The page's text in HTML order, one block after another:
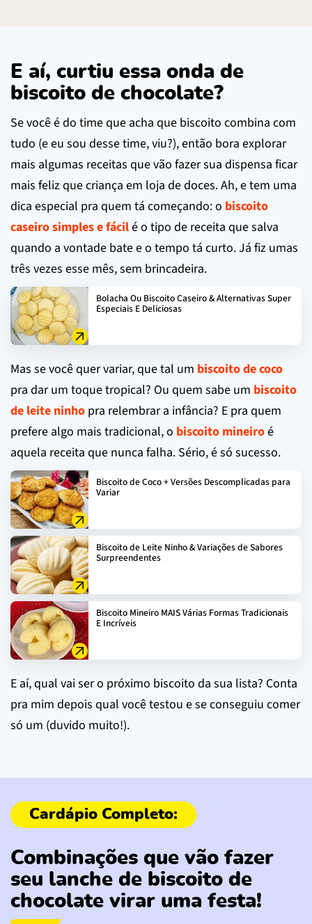
E aí, curtiu essa onda de
biscoito de chocolate?
Se você é do time que acha que biscoito combina com
tudo (e eu sou desse time, viu?), então bora explorar
mais algumas receitas que vão fazer sua dispensa ficar
mais feliz que criança em loja de doces. Ah, e tem uma
dica especial pra quem tá começando: o biscoito
caseiro simples e fácilé o tipo de receita que salva
quando a vontade bate e o tempo tá curto. Já fiz umas
três vezes esse mês, sem brincadeira.
Bolacha Ou Biscoito Caseiro & Alternativas Super
Especiais E Deliciosas
Mas se você quer variar, que tal um biscoito de coco
pra dar um toque tropical? Ou quem sabe um biscoito
de leite ninho pra relembrar a infância? E pra quem
prefere algo mais tradicional, o biscoito mineiroé
aquela receita que nunca falha. Sério, é só sucesso.
Biscoito de Coco + Versões Descomplicadas para
Variar
Biscoito de Leite Ninho & Variações de Sabores
Surpreendentes
Biscoito Mineiro MAIS Várias Formas Tradicionais
E Incríveis
E aí, qual vai ser o próximo biscoito da sua lista? Conta
pra mim depois qual você testou e se conseguiu comer
só um (duvido muito!).
Combinações que vão fazer
seu lanche de biscoito de
chocolate virar uma festa!